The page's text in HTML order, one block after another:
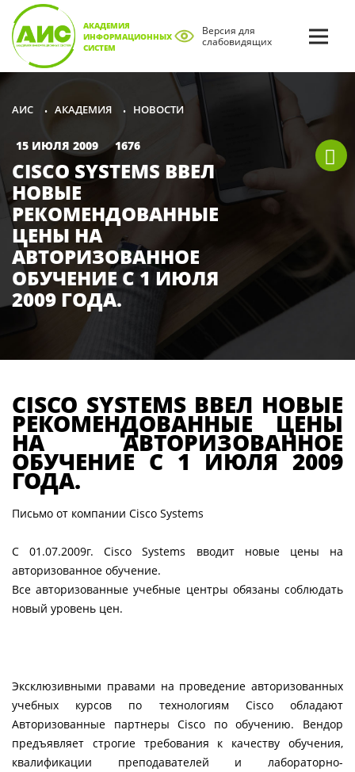
АКАДЕМИЯ
ИНФОРМАЦИОННЫХ
СИСТЕМ
Версия для
слабовидящих
АИС • АКАДЕМИЯ • НОВОСТИ
15 ИЮЛЯ 2009 1676
CISCO SYSTEMS ВВЕЛ
НОВЫЕ
РЕКОМЕНДОВАННЫЕ
ЦЕНЫ НА
АВТОРИЗОВАННОЕ
ОБУЧЕНИЕ С 1 ИЮЛЯ
2009 ГОДА.
CISCO SYSTEMS ВВЕЛ НОВЫЕ
РЕКОМЕНДОВАННЫЕ ЦЕНЫ
НА АВТОРИЗОВАННОЕ
ОБУЧЕНИЕ С 1 ИЮЛЯ 2009
ГОДА.
Письмо от компании Cisco Systems
C 01.07.2009г. Cisco Systems вводит новые цены на
авторизованное обучение.
Все авторизованные учебные центры обязаны соблюдать
новый уровень цен.
Эксклюзивными правами на проведение авторизованных
учебных курсов по технологиям Cisco обладают
Авторизованные партнеры Cisco по обучению. Вендор
предъявляет строгие требования к качеству обучения,
квалификации преподавателей и лабораторно-